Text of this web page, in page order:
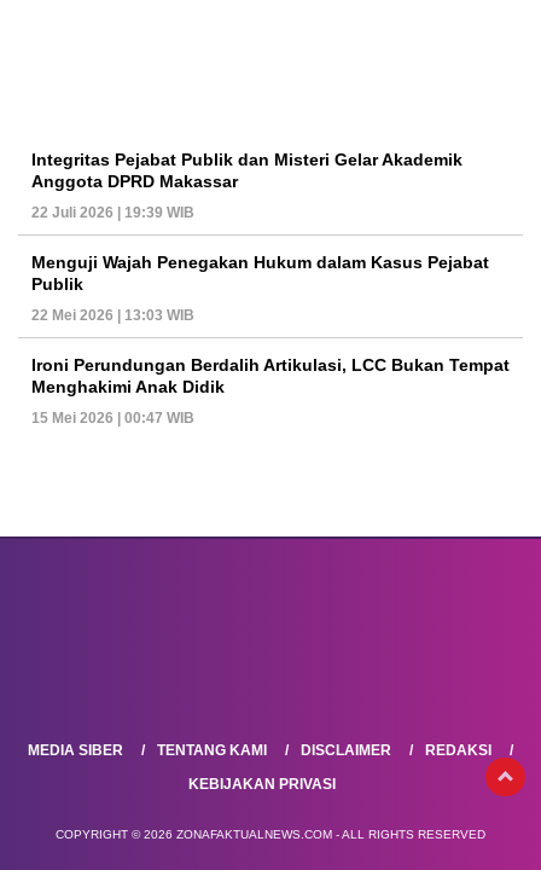
Integritas Pejabat Publik dan Misteri Gelar Akademik
Anggota DPRD Makassar
22 Juli 2026 | 19:39 WIB
Menguji Wajah Penegakan Hukum dalam Kasus Pejabat
Publik
22 Mei 2026 | 13:03 WIB
Ironi Perundungan Berdalih Artikulasi, LCC Bukan Tempat
Menghakimi Anak Didik
15 Mei 2026 | 00:47 WIB
MEDIA SIBER TENTANG KAMI DISCLAIMER
REDAKSI
KEBIJAKAN PRIVASI
COPYRIGHT © 2026 ZONAFAKTUALNEWS.COM - ALL RIGHTS RESERVED